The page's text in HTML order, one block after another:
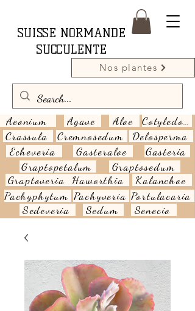
SUISSE NORMANDE
SUCCULENTE
Nos plantes
Aeonium Agave Aloe
Cotyledon
Crassula
Cremnosedum
Delosperma
Echeveria
Gasteraloe
Gasteria
Graptopetalum
Graptosedum
Graptoveria Haworthia
Kalanchoe
Pachyphytum Pachyveria
Sedeveria
Sedum
Portulacaria
Senecio